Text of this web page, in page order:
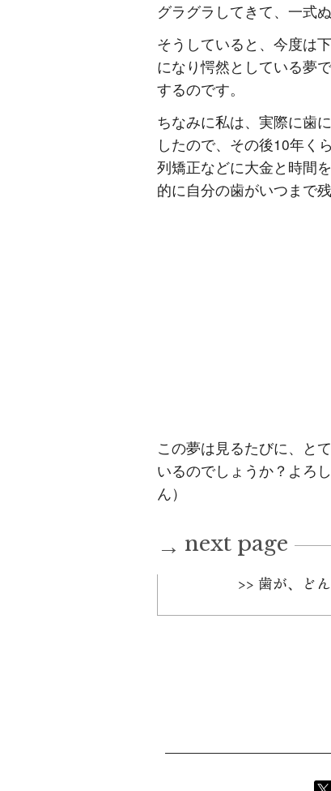
グラグラしてきて、一式
そうしていると、今度は
になり愕然としている夢
するのです。
ちなみに私は、実際に歯
したので、その後10年く
列矯正などに大金と時間
的に自分の歯がいつまで
この夢は見るたびに、と
いるのでしょうか？よろ
ん）
→ next page
>> 歯が、ど